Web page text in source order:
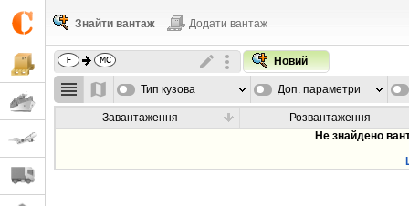
Знайти вантаж Додати вантаж
Новий
Тип кузова Доп. параметри
Завантаження
Розвантаження
Не знайдено